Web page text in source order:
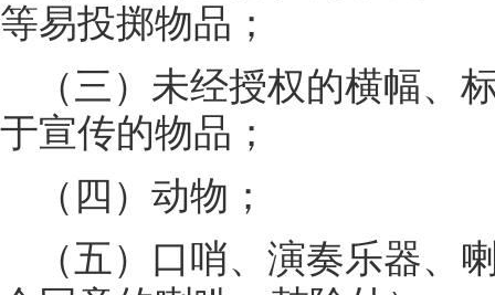
等易投掷物品；
（三）未经授权的横幅、
于宣传的物品；
（四）动物；
（五）口哨、演奏乐器、